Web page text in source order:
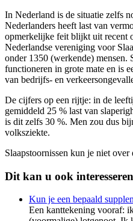
In Nederland is de situatie zelfs
Nederlanders heeft last van
opmerkelijke feit blijkt uit recent
Nederlandse vereniging voor
onder 1350 (werkende) mensen.
functioneren in grote mate en is
van bedrijfs- en
De cijfers op een rijtje: in de
gemiddeld 25 % last van
is dit zelfs 30 %. Men zou dus
volksziekte.
Slaapstoornissen kun je niet over
Dit kan u ook
Kun je een bepaald
Een kanttekening vooraf: